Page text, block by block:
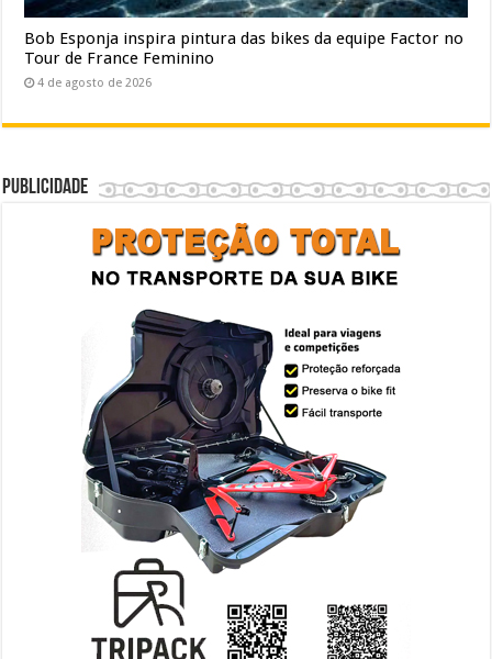
Bob Esponja inspira pintura das bikes da equipe Factor no
Tour de France Feminino
4 de agosto de 2026
Publicidade